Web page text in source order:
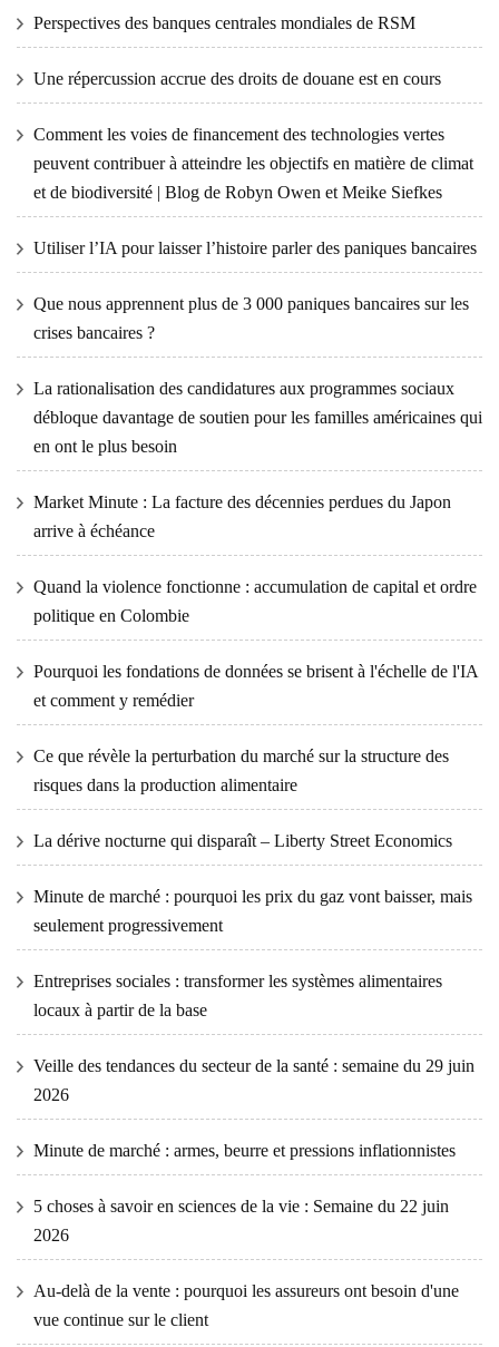
Perspectives des banques centrales mondiales de RSM
Une répercussion accrue des droits de douane est en cours
Comment les voies de financement des technologies vertes
peuvent contribuer à atteindre les objectifs en matière de climat
et de biodiversité | Blog de Robyn Owen et Meike Siefkes
Utiliser l’IA pour laisser l’histoire parler des paniques bancaires
Que nous apprennent plus de 3 000 paniques bancaires sur les
crises bancaires ?
La rationalisation des candidatures aux programmes sociaux
débloque davantage de soutien pour les familles américaines qui
en ont le plus besoin
Market Minute : La facture des décennies perdues du Japon
arrive à échéance
Quand la violence fonctionne : accumulation de capital et ordre
politique en Colombie
Pourquoi les fondations de données se brisent à l'échelle de l'IA
et comment y remédier
Ce que révèle la perturbation du marché sur la structure des
risques dans la production alimentaire
La dérive nocturne qui disparaît – Liberty Street Economics
Minute de marché : pourquoi les prix du gaz vont baisser, mais
seulement progressivement
Entreprises sociales : transformer les systèmes alimentaires
locaux à partir de la base
Veille des tendances du secteur de la santé : semaine du 29 juin
2026
Minute de marché : armes, beurre et pressions inflationnistes
5 choses à savoir en sciences de la vie : Semaine du 22 juin
2026
Au-delà de la vente : pourquoi les assureurs ont besoin d'une
vue continue sur le client